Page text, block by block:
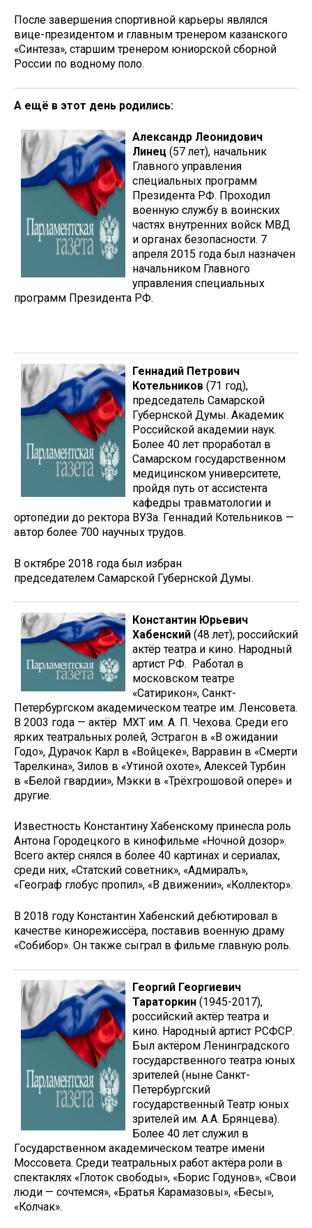
После завершения спортивной карьеры являлся
вице-президентом и главным тренером казанского
«Синтеза», старшим тренером юниорской сборной
России по водному поло.
А ещё в этот день родились:
Александр Леонидович
Линец (57 лет), начальник
Главного управления
специальных программ
Президента РФ. Проходил
военную службу в воинских
частях внутренних войск МВД
и органах безопасности. 7
апреля 2015 года был назначен
начальником Главного
управления специальных
программ Президента РФ.
Геннадий Петрович
Котельников (71 год),
председатель Самарской
Губернской Думы. Академик
Российской академии наук.
Более 40 лет проработал в
Самарском государственном
медицинском университете,
пройдя путь от ассистента
кафедры травматологии и
ортопедии до ректора ВУЗа. Геннадий Котельников —
автор более 700 научных трудов.
В октябре 2018 года был избран
председателем Самарской Губернской Думы.
Константин Юрьевич
Хабенский (48 лет), российский
актёр театра и кино. Народный
артист РФ. Работал в
московском театре
«Сатирикон», Санкт-
Петербургском академическом театре им. Ленсовета.
В 2003 года — актёр МХТ им. А. П. Чехова. Среди его
ярких театральных ролей, Эстрагон в «В ожидании
Годо», Дурачок Карл в «Войцеке», Варравин в «Смерти
Тарелкина», Зилов в «Утиной охоте», Алексей Турбин
в «Белой гвардии», Мэкки в «Трёхгрошовой опере» и
другие.
Известность Константину Хабенскому принесла роль
Антона Городецкого в кинофильме «Ночной дозор».
Всего актёр снялся в более 40 картинах и сериалах,
среди них, «Статский советник», «Адмиралъ»,
«Географ глобус пропил», «В движении», «Коллектор».
В 2018 году Константин Хабенский дебютировал в
качестве кинорежиссёра, поставив военную драму
«Собибор». Он также сыграл в фильме главную роль.
Георгий Георгиевич
Тараторкин (1945-2017),
российский актёр театра и
кино. Народный артист РСФСР.
Был актёром Ленинградского
государственного театра юных
зрителей (ныне Санкт-
Петербургский
государственный Театр юных
зрителей им. А.А. Брянцева).
Более 40 лет служил в
Государственном академическом театре имени
Моссовета. Среди театральных работ актёра роли в
спектаклях «Глоток свободы», «Борис Годунов», «Свои
люди — сочтемся», «Братья Карамазовы», «Бесы»,
«Колчак».